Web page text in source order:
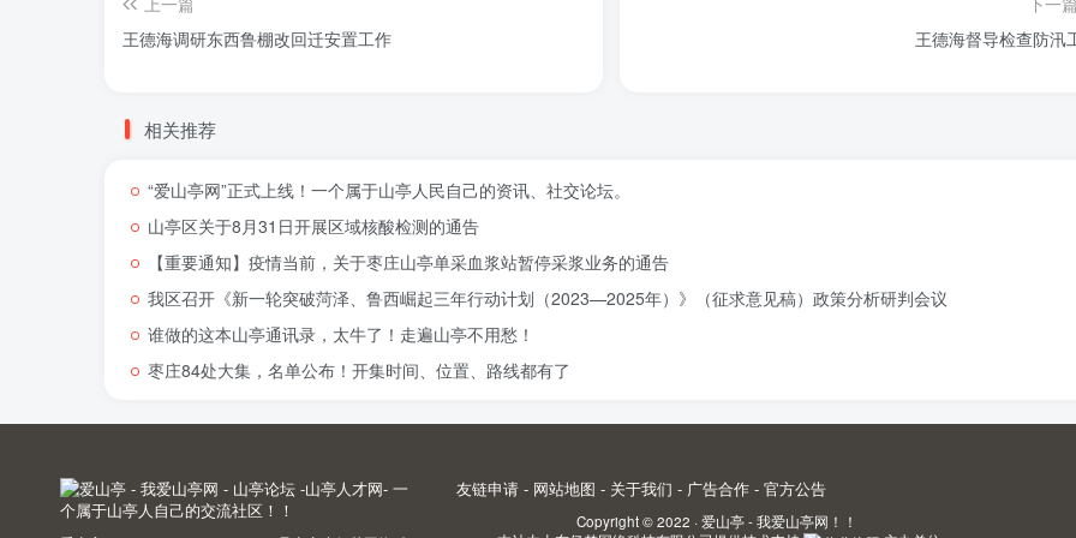
王德海调研东西鲁棚改回迁安置工作
王德海督导检查防汛
相关推荐
“爱山亭网”正式上线！一个属于山亭人民自己的资讯、社交论坛。
山亭区关于8月31日开展区域核酸检测的通告
【重要通知】疫情当前，关于枣庄山亭单采血浆站暂停采浆业务的通告
我区召开《新一轮突破菏泽、鲁西崛起三年行动计划（2023—2025年）》（征求意见稿）政策分析研判会议
谁做的这本山亭通讯录，太牛了！走遍山亭不用愁！
枣庄84处大集，名单公布！开集时间、位置、路线都有了
友链申请 - 网站地图 - 关于我们 - 广告合作 - 官方公告
Copyright © 2022 · 爱山亭 - 我爱山亭网！！